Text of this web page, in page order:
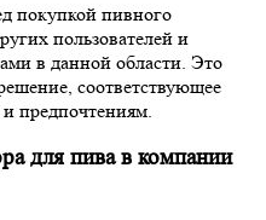
покупкой пивного
пользователей и
в данной области. Это
соответствующее
предпочтениям.
для пива в компании